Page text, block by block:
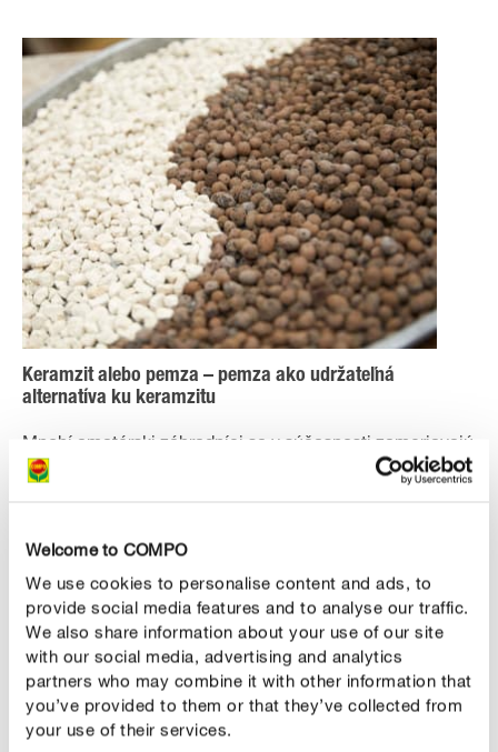
Welcome to COMPO
We use cookies to personalise content and ads, to
provide social media features and to analyse our traffic.
We also share information about your use of our site
with our social media, advertising and analytics
partners who may combine it with other information that
you’ve provided to them or that they’ve collected from
your use of their services.
Keramzit alebo pemza – pemza ako udržateľná
alternatíva ku keramzitu
Mnohí amatérski záhradníci sa v súčasnosti zameriavajú
na keramzit. Dôvodom je pravdepodobne najmä jeho
ani po dlhšom čase nerozpadá. Často sa nesprávne
dočítame o jeho dobrej retencii vody. V skutočnosti to
tak nie je, pretože jemné póry sa nachádzajú najmä vo
vnútri ílových guľôčok, zatiaľ čo povrch má póry
uzavreté. To sťažuje absorpciu vody a živín. V porovnaní
s pemzou preto keramzit nie je ideálny na hydropóniu.
Napriek tomu sa na tento účel často používa, pretože